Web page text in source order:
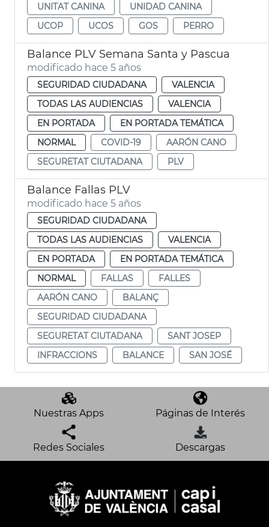
UNITAT CANINA
UNIDAD CANINA
UCOP
UCOS GOS PERRO
Balance PLV Semana Santa y Pascua
modificado hace 5 años
SEGURIDAD CIUDADANA
VALENCIA
TODAS LAS AUDIENCIAS
VALENCIA
EN PORTADA
EN PORTADA TEMÁTICA
NORMAL
COVID-19
AARÓN CANO
SEGURETAT CIUTADANA
PLV
Balance Fallas PLV
modificado hace 5 años
SEGURIDAD CIUDADANA
TODAS LAS AUDIENCIAS
VALENCIA
EN PORTADA
EN PORTADA TEMÁTICA
NORMAL
FALLAS
FALLES
AARÓN CANO
BALANÇ
SEGURIDAD CIUDADANA
SEGURETAT CIUTADANA
SANT JOSEP
INFRACCIONS
BALANCE SAN JOSÉ
Nuestras Apps Páginas de Interés
Redes Sociales Descargas